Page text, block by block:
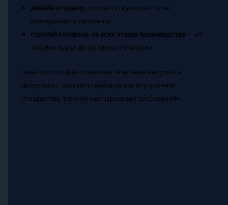
дизайн и подачу, соответствующие стилю
премиального сегмента;
строгий контроль на всех этапах производства— от
закупки сырья до розлива и упаковки.
Такая философия позволяет компании выпускать
продукцию, соответствующую как внутренним
стандартам, так и международным требованиям.